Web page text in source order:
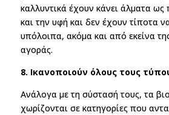
καλλυντικά έχουν κάνει άλματα ως
και την υφή και δεν έχουν τίποτα
υπόλοιπα, ακόμα και από εκείνα
αγοράς.
8. Ικανοποιούν όλους τους
Ανάλογα με τη σύστασή τους, τα
χωρίζονται σε κατηγορίες που